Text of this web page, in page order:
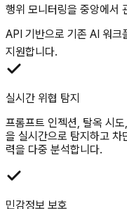
행위 모니터링을 중앙에서
API 기반으로 기존 AI 워
지원합니다.
실시간 위협 탐지
프롬프트 인젝션, 탈옥 시
을 실시간으로 탐지하고 차
력을 다중 분석합니다.
민감정보 보호